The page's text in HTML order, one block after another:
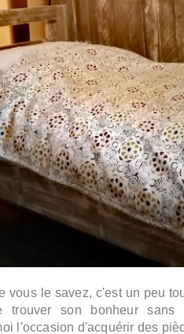
vous le savez, c'est un peu
trouver son bonheur sans
l'occasion d'acquérir des